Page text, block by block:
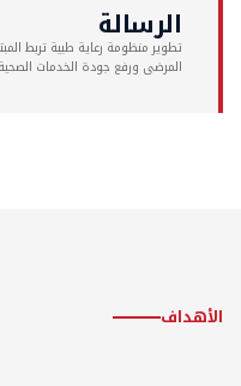
الرسالة
تطوير منظومة رعاية طبية تربط
المرضى ورفع جودة الخدمات
الأهداف